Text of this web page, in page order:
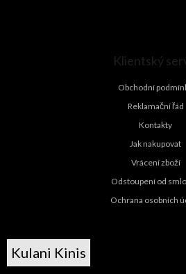
Klientský
Obchodní
Reklamační řád
Kontakty
Jak nakupovat
Vrácení zboží
Odstoupení od
Ochrana osobních
Kulani Kinis